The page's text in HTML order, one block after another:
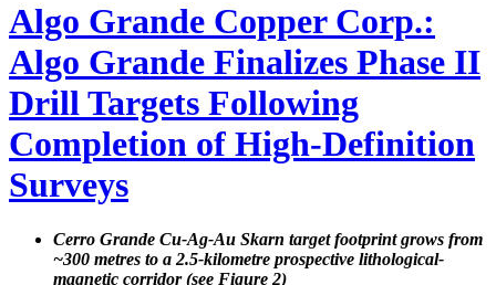
Algo Grande Copper Corp.:
Algo Grande Finalizes Phase II
Drill Targets Following
Completion of High-Definition
Surveys
Cerro Grande Cu-Ag-Au Skarn target footprint grows from
~300 metres to a 2.5-kilometre prospective lithological-
magnetic corridor (see Figure 2)